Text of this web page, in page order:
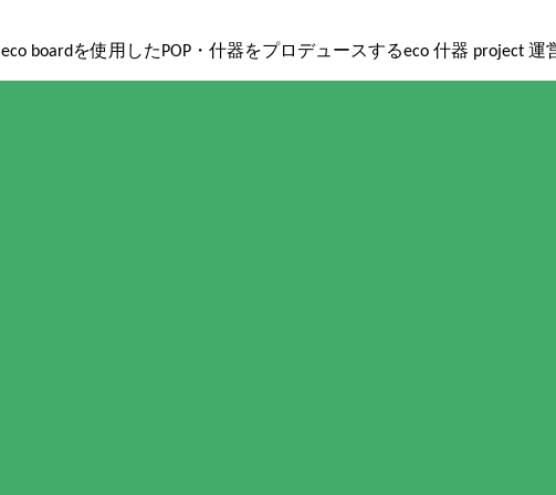
eco boardを使用したPOP・什器をプロデュースするeco 什器 project 運